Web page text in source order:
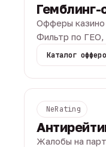
Офферы казино
Фильтр по ГЕО,
Каталог
NeRating
Жалобы на